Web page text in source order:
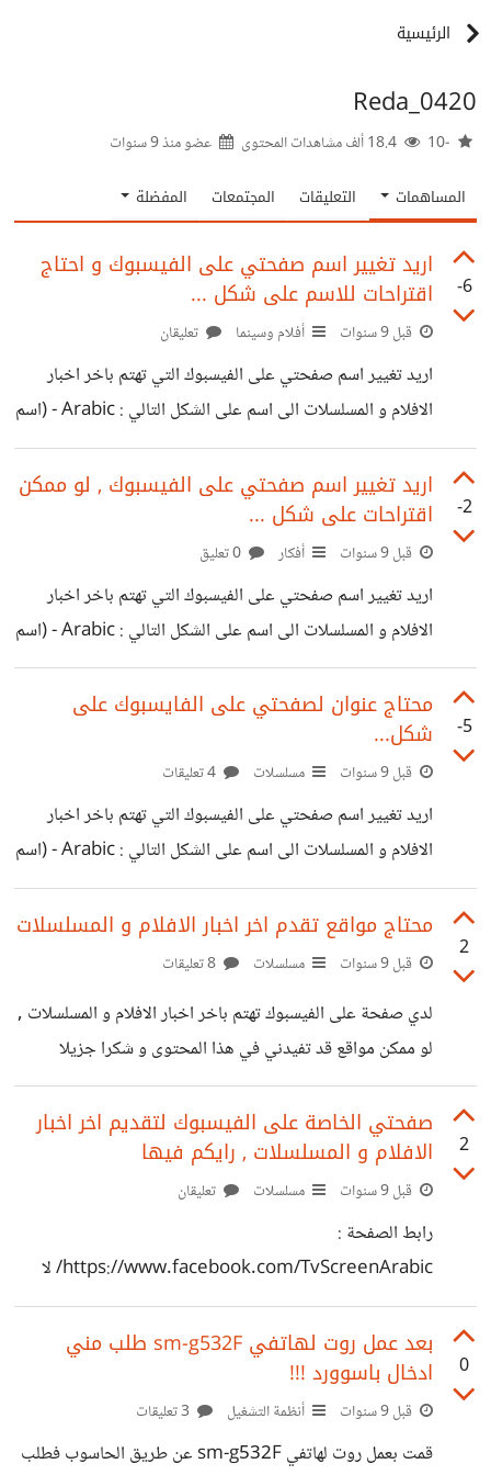
الرئيسية
Reda_0420
-10 عضو منذ9 سنوات
المساهمات التعليقات المجتمعات المفضلة
-6
اريد تغيير اسم صفحتي على الفيسبوك و احتاج
اقتراحات للاسم على شكل ...
قبل 9 سنوات أفلام وسينما تعليقان
اريد تغيير اسم صفحتي على الفيسبوك التي تهتم باخر اخبار
الافلام و المسلسلات الى اسم على الشكل التالي : Arabic - (اسم
مقترح من عندكم) Tv
-2
اريد تغيير اسم صفحتي على الفيسبوك , لو ممكن
اقتراحات على شكل ...
قبل 9 سنوات أفكار
اريد تغيير اسم صفحتي على الفيسبوك التي تهتم باخر اخبار
الافلام و المسلسلات الى اسم على الشكل التالي : Arabic - (اسم
مقترح من عندكم) Tv
-5
محتاج عنوان لصفحتي على الفايسبوك على
شكل...
قبل 9 سنوات مسلسلات
اريد تغيير اسم صفحتي على الفيسبوك التي تهتم باخر اخبار
الافلام و المسلسلات الى اسم على الشكل التالي : Arabic - (اسم
مقترح من عندكم) Tv
2
محتاج مواقع تقدم اخر اخبار الافلام و المسلسلات
قبل 9 سنوات مسلسلات
لدي صفحة على الفيسبوك تهتم باخر اخبار الافلام و المسلسلات ,
لو ممكن مواقع قد تفيدني في هذا المحتوى و شكرا جزيلا
2
صفحتي الخاصة على الفيسبوك لتقديم اخر اخبار
الافلام و المسلسلات , رايكم فيها
قبل 9 سنوات مسلسلات تعليقان
رابط الصفحة :
https://www.facebook.com/TvScreenArabic/ لا
تبخلوا بلايك و رايكم يهمني و شكرا
0
بعد عمل روت لهاتفي sm-g532F طلب مني
ادخال باسوورد !!!
قبل 9 سنوات أنظمة التشغيل
قمت بعمل روت لهاتفي sm-g532F عن طريق الحاسوب فطلب